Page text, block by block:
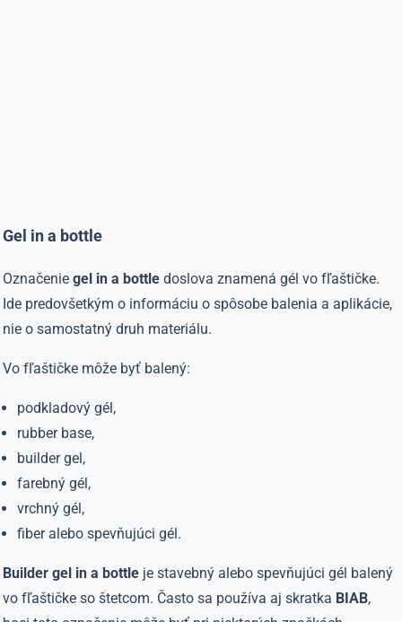
Gel in a bottle
Označeniegel in a bottle doslova znamená gél vo fľaštičke.
Ide predovšetkým o informáciu o spôsobe balenia a aplikácie,
nie o samostatný druh materiálu.
Vo fľaštičke môže byť balený:
podkladový gél,
rubber base,
builder gel,
farebný gél,
vrchný gél,
fiber alebo spevňujúci gél.
Builder gel in a bottle je stavebný alebo spevňujúci gél balený
vo fľaštičke so štetcom. Často sa používa aj skratka BIAB,